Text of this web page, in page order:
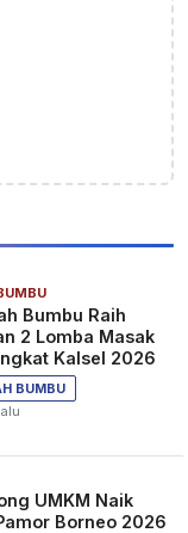
Bumbu Raih
2 Lomba Masak
Kalsel 2026
BUMBU
UMKM Naik
Borneo 2026